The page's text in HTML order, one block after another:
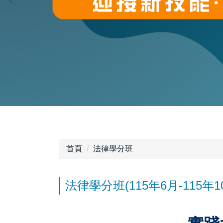
首頁 法律學分班
法律學分班(115年6月-115年